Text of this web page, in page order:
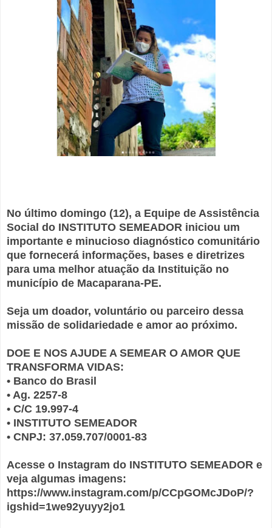
No último domingo (12), a Equipe de Assistência
Social do INSTITUTO SEMEADOR iniciou um
importante e minucioso diagnóstico comunitário
que fornecerá informações, bases e diretrizes
para uma melhor atuação da Instituição no
município de Macaparana-PE.
Seja um doador, voluntário ou parceiro dessa
missão de solidariedade e amor ao próximo.
DOE E NOS AJUDE A SEMEAR O AMOR QUE
TRANSFORMA VIDAS:
• Banco do Brasil
• Ag. 2257-8
• C/C 19.997-4
• INSTITUTO SEMEADOR
• CNPJ: 37.059.707/0001-83
Acesse o Instagram do INSTITUTO SEMEADOR e
veja algumas imagens:
https://www.instagram.com/p/CCpGOMcJDoP/?
igshid=1we92yuyy2jo1